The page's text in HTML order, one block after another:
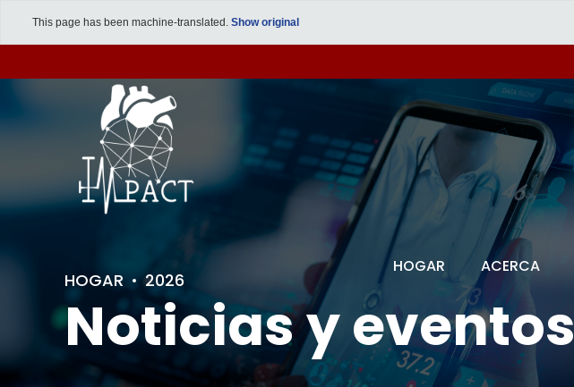
This page has been machine-translated. Show original
HOGAR ACERCA
HOGAR 2026
Noticias y eventos